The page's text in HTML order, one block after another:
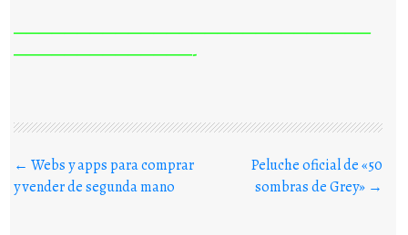
————————————————————————————
——————————————-
Buscar en los posts
← Webs y apps para comprar
y vender de segunda mano
Peluche oficial de «50
sombras de Grey» →